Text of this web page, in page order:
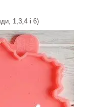
1,3,4 і 6)